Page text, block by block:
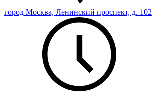
город Москва, Ленинский проспект, д. 102